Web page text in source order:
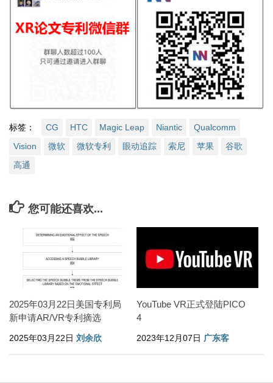
标签： CG HTC Magic Leap Niantic
Qualcomm
Vision
微软 微软专利 眼动追踪 索尼 苹果
谷歌
高通
您可能还喜欢...
2025年03月22日美国专利局
新申请AR/VR专利摘选
2025年03月22日 刘余欣
YouTube VR正式登陆PICO
4
2023年12月07日 广东客